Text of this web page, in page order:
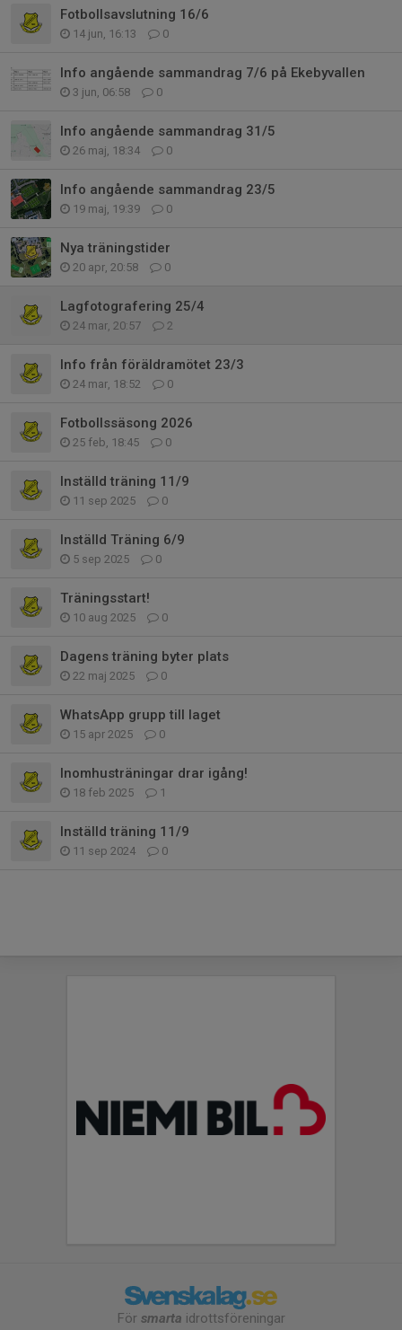
Fotbollsavslutning 16/6
14 jun, 16:13 0
Info angående sammandrag 7/6 på Ekebyvallen
3 jun, 06:58 0
Info angående sammandrag 31/5
26 maj, 18:34 0
Info angående sammandrag 23/5
19 maj, 19:39 0
Nya träningstider
20 apr, 20:58 0
Lagfotografering 25/4
24 mar, 20:57 2
Info från föräldramötet 23/3
24 mar, 18:52 0
Fotbollssäsong 2026
25 feb, 18:45 0
Inställd träning 11/9
11 sep 2025 0
Inställd Träning 6/9
5 sep 2025 0
Träningsstart!
10 aug 2025 0
Dagens träning byter plats
22 maj 2025 0
WhatsApp grupp till laget
15 apr 2025 0
Inomhusträningar drar igång!
18 feb 2025 1
Inställd träning 11/9
11 sep 2024 0
För smarta idrottsföreningar